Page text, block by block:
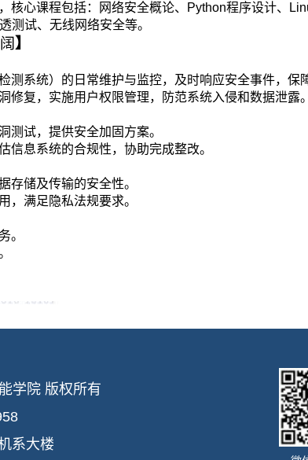
核心课程包括：网络安全概论、Python程序设计、
测试、无线网络安全等。
】
系统）的日常维护与监控，及时响应安全事件，保
复，实施用户权限管理，防范系统入侵和数据泄露。
测试，提供安全加固方案。
息系统的合规性，协助完成整改。
存储及传输的安全性。
，满足隐私法规要求。
。
学院 版权所有
系大楼